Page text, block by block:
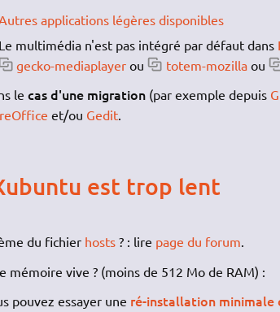
Autres applications légères disponibles
Le multimédia n'est pas intégré par défaut dans
gecko-mediaplayer ou totem-mozilla ou
lecas d'une migration (par exemple depuis
et/ou Gedit.
est trop lent
du fichier hosts? : lire page du forum.
mémoire vive ? (moins de 512 Mo de RAM) :
pouvez essayer une ré-installation minimale